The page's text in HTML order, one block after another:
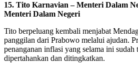
15. Tito Karnavian – Menteri Dalam
Menteri Dalam Negeri
Tito berpeluang kembali menjabat
panggilan dari Prabowo melalui ajudan.
penanganan inflasi yang selama ini sudah
dipertahankan dan ditingkatkan.